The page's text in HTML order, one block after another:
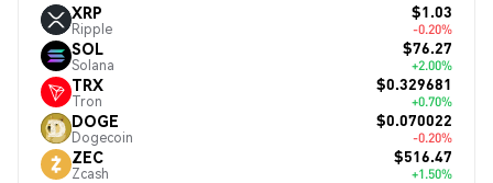
XRP
Ripple
$1.03
-0.20%
SOL
Solana
$76.27
+2.00%
TRX
Tron
$0.329681
+0.70%
DOGE
Dogecoin
$0.070022
-0.20%
ZEC
Zcash
$516.47
+1.50%